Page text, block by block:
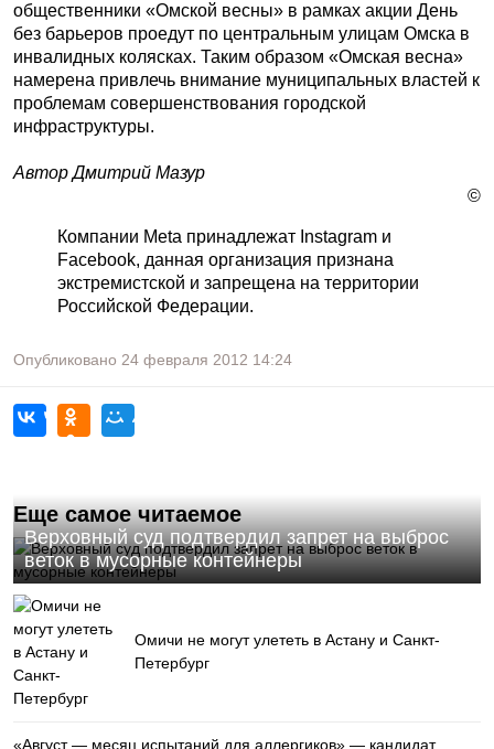
общественники «Омской весны» в рамках акции День
без барьеров проедут по центральным улицам Омска в
инвалидных колясках. Таким образом «Омская весна»
намерена привлечь внимание муниципальных властей к
проблемам совершенствования городской
инфраструктуры.
Автор Дмитрий Мазур
©
Компании Meta принадлежат Instagram и
Facebook, данная организация признана
экстремистской и запрещена на территории
Российской Федерации.
Опубликовано 24 февраля 2012 14:24
Еще самое читаемое
Верховный суд подтвердил запрет на выброс
веток в мусорные контейнеры
Омичи не могут улететь в Астану и Санкт-
Петербург
«Август — месяц испытаний для аллергиков» — кандидат